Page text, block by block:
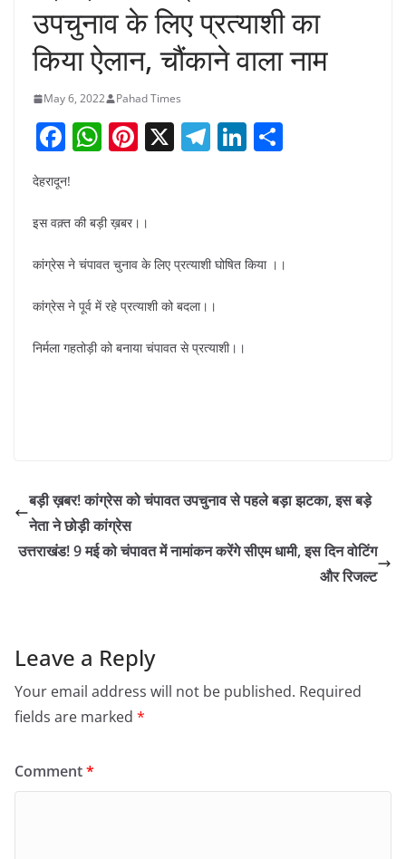
उपचुनाव के लिए प्रत्याशी का
किया ऐलान, चौंकाने वाला नाम
May 6, 2022 Pahad Times
F
c
e
b
o
o
k
W
s
A
p
p
Pi
e
st
X T
a
m
Li
dI
n
देहरादून!
इस वक़्त की बड़ी ख़बर।।
कांग्रेस ने चंपावत चुनाव के लिए प्रत्याशी घोषित किया ।।
कांग्रेस ने पूर्व में रहे प्रत्याशी को बदला।।
निर्मला गहतोड़ी को बनाया चंपावत से प्रत्याशी।।
बड़ी ख़बर! कांग्रेस को चंपावत उपचुनाव से पहले बड़ा झटका, इस बड़े
नेता ने छोड़ी कांग्रेस
उत्तराखंड! 9 मई को चंपावत में नामांकन करेंगे सीएम धामी, इस दिन वोटिंग
और रिजल्ट
Leave a Reply
Your email address will not be published. Required
fields are marked *
Comment*